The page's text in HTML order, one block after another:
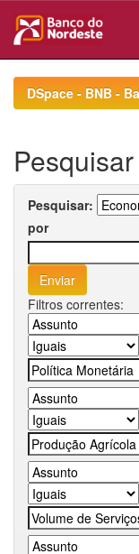
navigationDSpace - BNB -
Pesquisar
Pesquisar:
por
Filtros correntes: